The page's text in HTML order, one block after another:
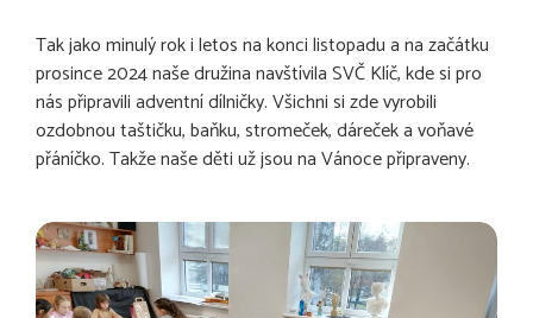
Tak jako minulý rok i letos na konci listopadu a na začátku
prosince 2024 naše družina navštívila SVČ Klíč, kde si pro
nás připravili adventní dílničky. Všichni si zde vyrobili
ozdobnou taštičku, baňku, stromeček, dáreček a voňavé
přáníčko. Takže naše děti už jsou na Vánoce připraveny.